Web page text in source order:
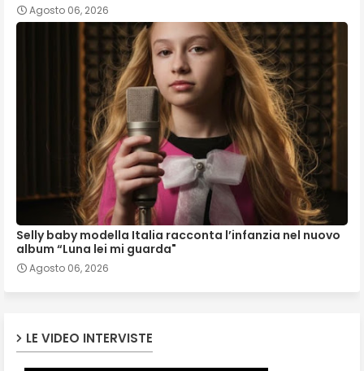
Agosto 06, 2026
Selly baby modella Italia racconta l’infanzia nel nuovo
album “Luna lei mi guarda"
Agosto 06, 2026
LE VIDEO INTERVISTE